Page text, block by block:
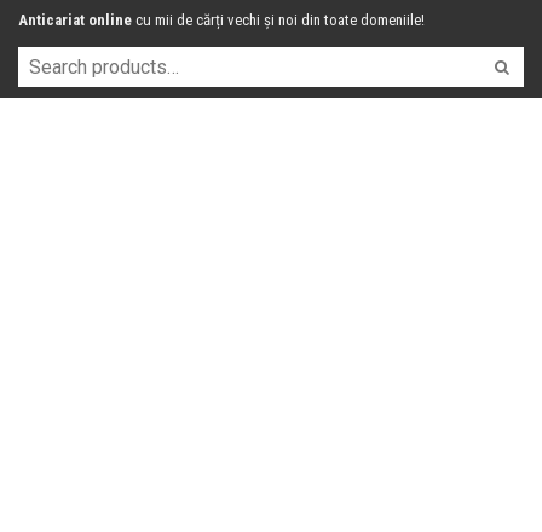
Anticariat online cu mii de cărți vechi și noi din toate domeniile!